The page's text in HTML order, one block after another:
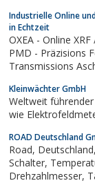
Industrielle Online
in Echtzeit
OXEA - Online
PMD - Präzisions
Kleinwächter GmbH
Weltweit
ROAD Deutschland
Road, Deutschland, Tank, Betriebsstundenzähler, Geber,
Schalter, Temperatur, Druck, Tauchrohr, Anzeige, Instrumente,